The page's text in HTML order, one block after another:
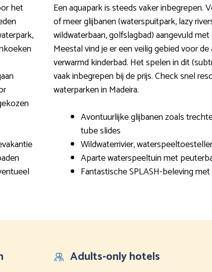
het
Een aquapark is steeds vaker inbegrepen.
of meer glijbanen (waterspuitpark, lazy
wildwaterbaan, golfslagbad) aangevuld
Meestal vind je er een veilig gebied voor
verwarmd kinderbad. Het spelen in dit
vaak inbegrepen bij de prijs. Check snel
waterparken in Madeira.
Avontuurlijke glijbanen zoals
tube slides
Wildwaterrivier,
Aparte waterspeeltuin met
Fantastische SPLASH-beleving
Adults-only hotels